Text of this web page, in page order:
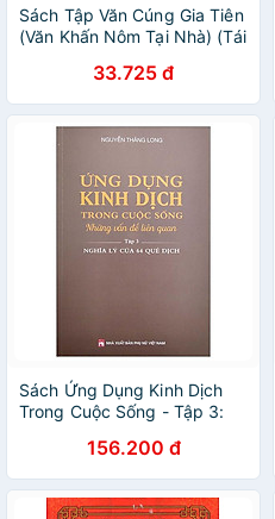
Sách Tập Văn Cúng Gia Tiên
(Văn Khấn Nôm Tại Nhà) (Tái
33.725 đ
Sách Ứng Dụng Kinh Dịch
Trong Cuộc Sống - Tập 3:
156.200 đ